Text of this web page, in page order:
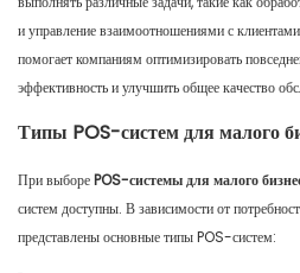
и управление взаимоотношениями с
помогает компаниям оптимизировать
эффективность и улучшить общее качество
Типы POS-систем для малого
При выбореPOS-системы для малого
систем доступны. В зависимости от
представлены основные типы POS-систем: